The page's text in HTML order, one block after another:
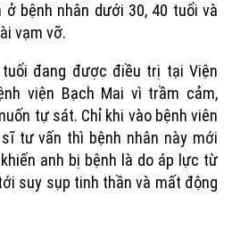
ở bệnh nhân dưới 30, 40 tuổi và
vạm vỡ.
đang được điều trị tại Viện
viện Bạch Mai vì trầm cảm,
tự sát. Chỉ khi vào bệnh viên
tư vấn thì bệnh nhân này mới
anh bị bệnh là do áp lực từ
suy sụp tinh thần và mất động